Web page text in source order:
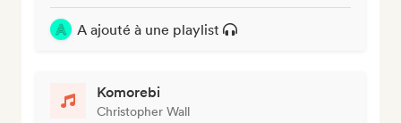
A ajouté à une playlist
Komorebi
Christopher Wall